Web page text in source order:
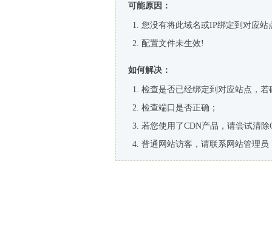
可能原因：
您没有将此域名或IP绑定到对应站
配置文件未生效!
如何解决：
检查是否已经绑定到对应站点，
检查端口是否正确；
若您使用了CDN产品，请尝试清除
普通网站访客，请联系网站管理员